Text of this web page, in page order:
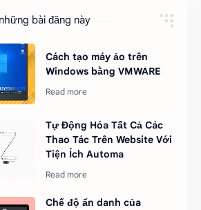
bài đăng này
Cách tạo máy ảo trên
Windows bằng VMWARE
Tự Động Hóa Tất Cả Các
Thao Tác Trên Website Với
Tiện Ích Automa
Chế độ ẩn danh của